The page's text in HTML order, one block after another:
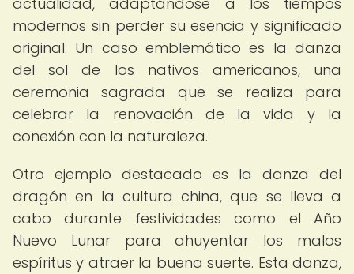
modernos sin perder su esencia y significado
original. Un caso emblemático es la danza
del sol de los nativos americanos, una
ceremonia sagrada que se realiza para
celebrar la renovación de la vida y la
conexión con la naturaleza.
Otro ejemplo destacado es la danza del
dragón en la cultura china, que se lleva a
cabo durante festividades como el Año
Nuevo Lunar para ahuyentar los malos
espíritus y atraer la buena suerte. Esta danza,